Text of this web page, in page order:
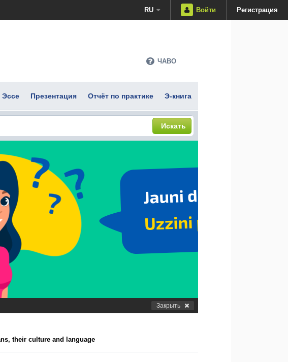
RU Войти Регистрация
ЧАВО
Эссе Презентация Отчёт по практике Э-книга
Искать
Закрыть
their culture and language